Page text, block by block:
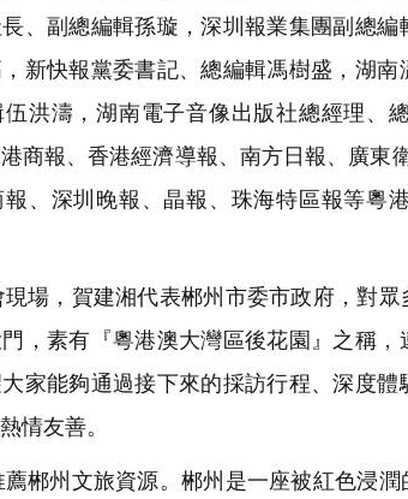
、副總編輯孫璇，深圳報業集團副總
新快報黨委書記、總編輯馮樹盛，湖
洪濤，湖南電子音像出版社總經理、
商報、香港經濟導報、南方日報、廣東
、深圳晚報、晶報、珠海特區報等粵
場，賀建湘代表郴州市委市政府，對
，素有『粵港澳大灣區後花園』之稱
家能夠通過接下來的採訪行程、深度
情友善。
郴州文旅資源。郴州是一座被紅色浸